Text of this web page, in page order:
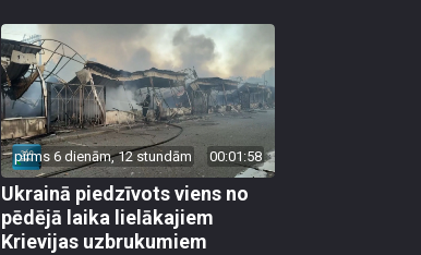
pirms 6 dienām, 12 stundām 00:01:58
Ukrainā piedzīvots viens no
pēdējā laika lielākajiem
Krievijas uzbrukumiem